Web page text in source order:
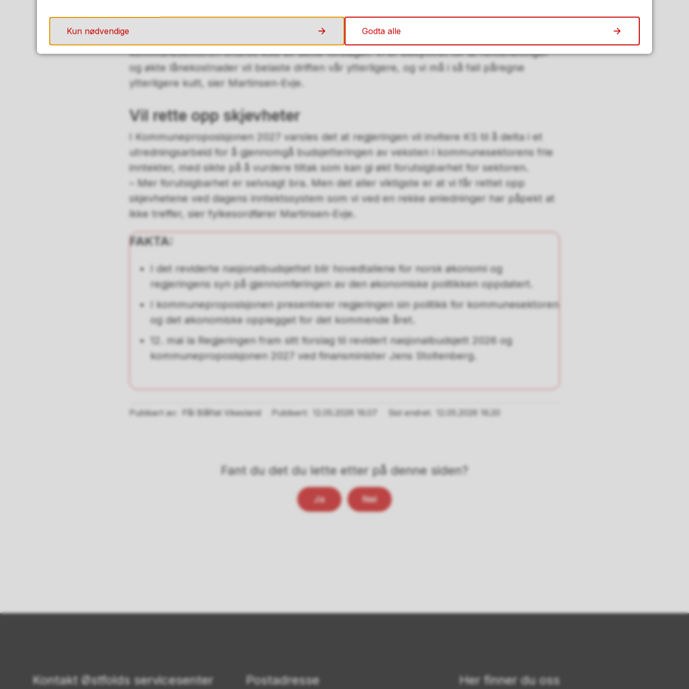
rentehevinger.
– Vi har en krevende situasjon. Dette forslaget til økonomisk opplegg for
kommunesektoren endres ikke av dette forslaget. Vi er bekymret for at rentehevinger
og økte lånekostnader vil belaste driften vår ytterligere, og vi må i så fall påregne
ytterligere kutt, sier Martinsen-Evje.
Vil rette opp skjevheter
I Kommuneproposisjonen 2027 varsles det at regjeringen vil invitere KS til å delta i et
utredningsarbeid for å gjennomgå budsjetteringen av veksten i kommunesektorens frie
inntekter, med sikte på å vurdere tiltak som kan gi økt forutsigbarhet for sektoren.
– Mer forutsigbarhet er selvsagt bra. Men det aller viktigste er at vi får rettet opp
skjevhetene ved dagens inntektssystem som vi ved en rekke anledninger har påpekt at
ikke treffer, sier fylkesordfører Martinsen-Evje.
FAKTA:
I det reviderte nasjonalbudsjettet blir hovedtallene for norsk økonomi og
regjeringens syn på gjennomføringen av den økonomiske politikken oppdatert.
I kommuneproposisjonen presenterer regjeringen sin politikk for kommunesektoren
og det økonomiske opplegget for det kommende året.
12. mai la Regjeringen fram sitt forslag til revidert nasjonalbudsjett 2026 og
kommuneproposisjonen 2027 ved finansminister Jens Stoltenberg.
Publisert av Pål Blåflat Vikesland Publisert 12.05.2026 16.07 Sist endret 12.05.2026 16.20
Fant du det du lette etter på denne siden?
Ja Nei
Kontakt Østfolds servicesenter Postadresse Her finner du oss
Kun nødvendige Godta alle